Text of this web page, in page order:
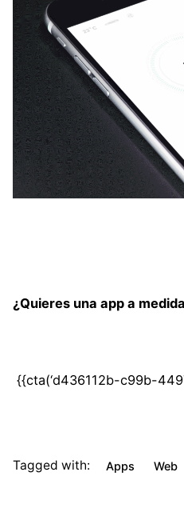
¿Quieres una app a
{{cta(‘d436112b-c99b-
Tagged with: Apps Web